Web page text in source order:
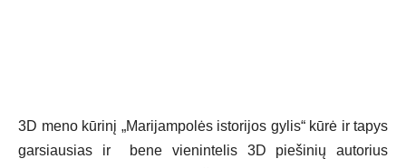
3D meno kūrinį „Marijampolės istorijos gylis“ kūrė ir tapys
garsiausias ir bene vienintelis 3D piešinių autorius